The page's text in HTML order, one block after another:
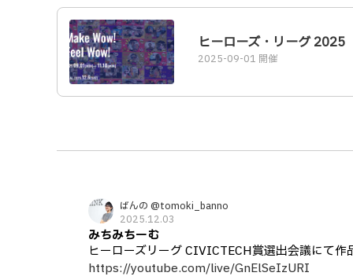
ヒーローズ・リーグ 2025
2025-09-01 開催
ばんの @tomoki_banno
2025.12.03
みちみちーむ
ヒーローズリーグ CIVICTECH賞選出会議にて
https://youtube.com/live/GnElSeIzURI